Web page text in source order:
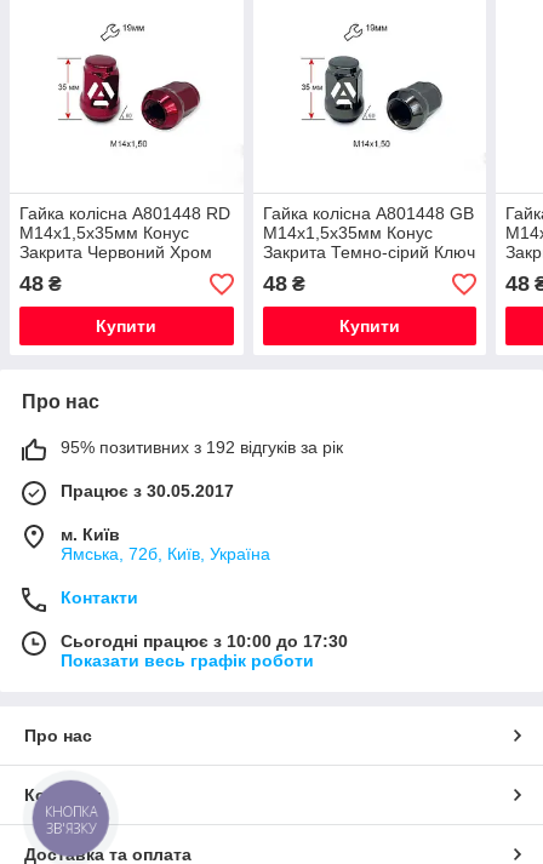
Гайка колісна A801448 RD
M14х1,5х35мм Конус
Закрита Червоний Хром
Ключ 19
48 ₴
Купити
Гайка колісна A801448 GB
M14х1,5х35мм Конус
Закрита Темно-сірий Ключ
19
48₴
Купити
19
48
Про нас
95% позитивних з 192 відгуків за рік
Працює з 30.05.2017
м. Київ
Ямська, 72б, Київ, Україна
Контакти
Сьогодні працює з 10:00 до 17:30
Показати весь графік роботи
Про нас
Контакти
Доставка та оплата
КНОПКА
ЗВ'ЯЗКУ